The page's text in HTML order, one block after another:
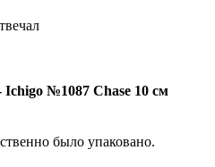
№1087 Chase 10 см
было упаковано.